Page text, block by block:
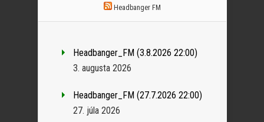
Headbanger FM
Headbanger_FM (3.8.2026 22:00)
3. augusta 2026
Headbanger_FM (27.7.2026 22:00)
27. júla 2026